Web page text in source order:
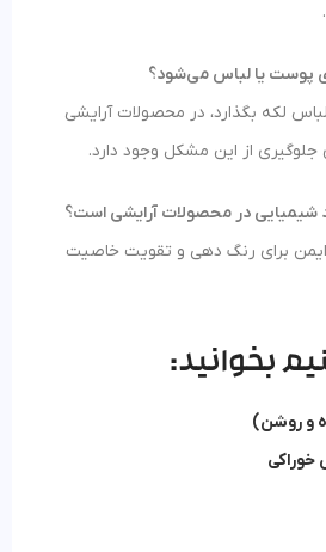
پوست یا لباس می‌شود؟
لکه بگذارد، در محصولات آرایشی
جلوگیری از این مشکل وجود دارد.
شیمیایی در محصولات آرایشی است؟
برای رنگ‌ دهی و تقویت خاصیت
بخوانید:
و روشن)
خوراکی